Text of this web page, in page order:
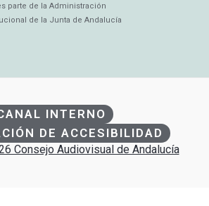
parte de la Administración
de la Junta de Andalucía
INTERNO
DE ACCESIBILIDAD
Consejo Audiovisual de Andalucía